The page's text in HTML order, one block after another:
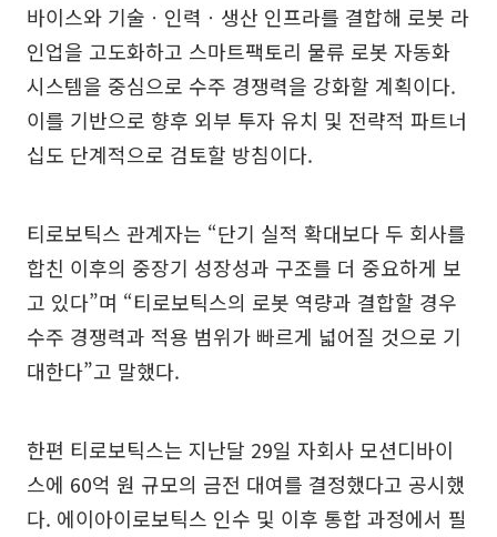
바이스와 기술ㆍ인력ㆍ생산 인프라를 결합해 로봇 라
인업을 고도화하고 스마트팩토리 물류 로봇 자동화
시스템을 중심으로 수주 경쟁력을 강화할 계획이다.
이를 기반으로 향후 외부 투자 유치 및 전략적 파트너
십도 단계적으로 검토할 방침이다.
티로보틱스 관계자는 “단기 실적 확대보다 두 회사를
합친 이후의 중장기 성장성과 구조를 더 중요하게 보
고 있다”며 “티로보틱스의 로봇 역량과 결합할 경우
수주 경쟁력과 적용 범위가 빠르게 넓어질 것으로 기
대한다”고 말했다.
한편 티로보틱스는 지난달 29일 자회사 모션디바이
스에 60억 원 규모의 금전 대여를 결정했다고 공시했
다. 에이아이로보틱스 인수 및 이후 통합 과정에서 필